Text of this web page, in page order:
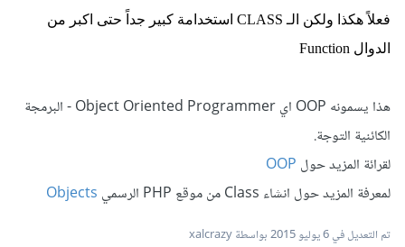
فعلاً هكذا ولكن الـ CLASS استخدامة كبير جداً حتى اكبر من
الدوال Function
هذا يسمونه OOP اي Object Oriented Programmer - البرمجة
الكائنية التوجة.
لقرائة المزيد حول OOP
لمعرفة المزيد حول انشاء Class من موقع PHP الرسمي
Objects
تم التعديل في6 يوليو 2015 بواسطة xalcrazy